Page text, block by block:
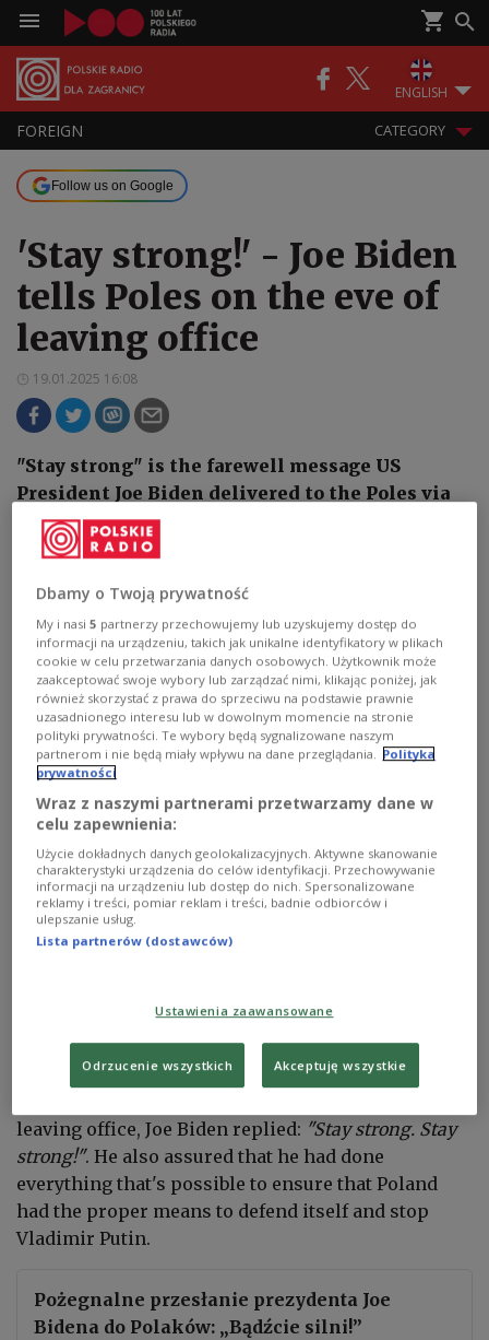
ENGLISH
FOREIGN CATEGORY
Follow us on Google
'Stay strong!' - Joe Biden
tells Poles on the eve of
leaving office
19.01.2025 16:08
"Stay strong" is the farewell message US
President Joe Biden delivered to the Poles via
Polish Radio on the eve of leaving office. The
incumbent American leader added that he prays
the right actions to stop Vladimir Putin.
46th US President, Joe Biden (illustration image)
NGAN/POOL
Wałkuski, unexpectedly met the American
leaving office, Joe Biden replied: "Stay strong. Stay
strong!". He also assured that he had done
everything that's possible to ensure that Poland
had the proper means to defend itself and stop
Vladimir Putin.
Pożegnalne przesłanie prezydenta Joe
Bidena do Polaków: „Bądźcie silni!”
Dbamy o Twoją prywatność
My i nasi5 partnerzy przechowujemy lub uzyskujemy dostęp do
informacji na urządzeniu, takich jak unikalne identyfikatory w plikach
cookie w celu przetwarzania danych osobowych. Użytkownik może
zaakceptować swoje wybory lub zarządzać nimi, klikając poniżej, jak
również skorzystać z prawa do sprzeciwu na podstawie prawnie
uzasadnionego interesu lub w dowolnym momencie na stronie
polityki prywatności. Te wybory będą sygnalizowane naszym
partnerom i nie będą miały wpływu na dane przeglądania. Polityka
prywatności
Wraz z naszymi partnerami przetwarzamy dane w
celu zapewnienia:
Użycie dokładnych danych geolokalizacyjnych. Aktywne skanowanie
charakterystyki urządzenia do celów identyfikacji. Przechowywanie
informacji na urządzeniu lub dostęp do nich. Spersonalizowane
reklamy i treści, pomiar reklam i treści, badnie odbiorców i
ulepszanie usług.
Lista partnerów (dostawców)
Ustawienia zaawansowane
Odrzucenie wszystkich Akceptuję wszystkie